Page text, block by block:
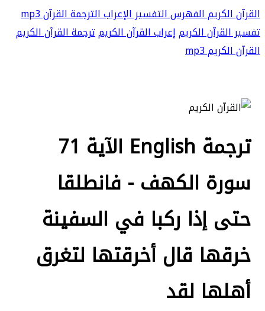
القرآن الكريمالفهرسالتفسيرالإعرابالترجمةالقرآن mp3
تفسير القرآن الكريمإعراب القرآن الكريمترجمة القرآن الكريم
القرآن الكريم mp3
ترجمة English الآية 71
سورة الكهف - فانطلقا
حتى إذا ركبا في السفينة
خرقها قال أخرقتها لتغرق
أهلها لقد